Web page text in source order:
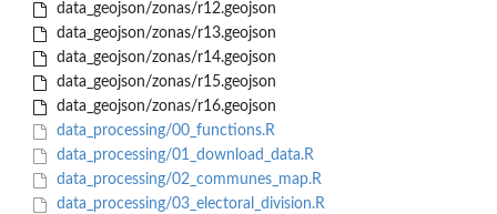
data_geojson/zonas/r12.geojson
data_geojson/zonas/r13.geojson
data_geojson/zonas/r14.geojson
data_geojson/zonas/r15.geojson
data_geojson/zonas/r16.geojson
data_processing/00_functions.R
data_processing/01_download_data.R
data_processing/02_communes_map.R
data_processing/03_electoral_division.R